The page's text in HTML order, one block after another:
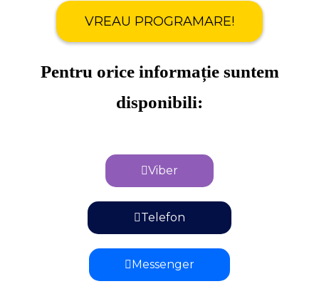
VREAU PROGRAMARE!
Pentru orice informație suntem
disponibili:
Viber
Telefon
Messenger